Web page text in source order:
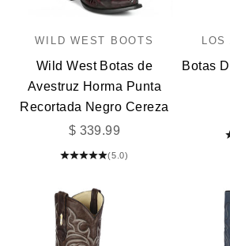
WILD WEST BOOTS
Wild West Botas de
Avestruz Horma Punta
Recortada Negro Cereza
Precio de oferta
$ 339.99
(5.0)
LOS
Botas